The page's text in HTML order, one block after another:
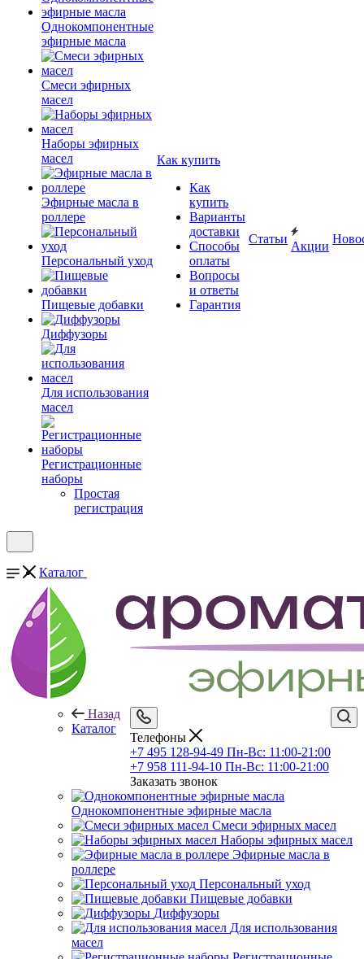
Однокомпонентные
эфирные масла
Смеси эфирных
масел
Наборы эфирных
масел
Эфирные масла в
роллере
Персональный уход
Пищевые добавки
Диффузоры
Для использования
масел
Регистрационные
наборы
Простая
регистрация
Как купить
Как
купить
Варианты
доставки
Способы
оплаты
Вопросы
и ответы
Гарантия
Статьи
Акции
Телефоны
+7 495 128-94-49 Пн-Вс: 11:00-21:00
+7 958 111-94-10 Пн-Вс: 11:00-21:00
Заказать звонок
Каталог
Назад
Каталог
Однокомпонентные эфирные масла
Смеси эфирных масел
Наборы эфирных масел
Эфирные масла в
роллере
Персональный уход
Пищевые добавки
Диффузоры
Для использования
масел